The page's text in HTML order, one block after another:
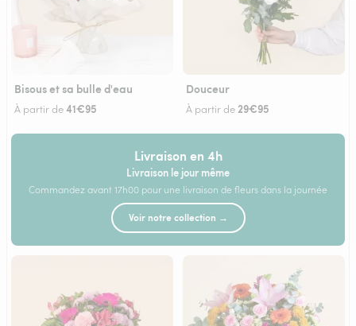
Bisous et sa bulle d'eau
À partir de41€95
Douceur
À partir de 29€95
Livraison en 4h
Livraison le jour même
Commandez avant 17h00 pour une livraison de fleurs dans la journée
Voir notre collection →